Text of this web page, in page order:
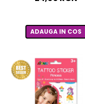
ADAUGA IN COS